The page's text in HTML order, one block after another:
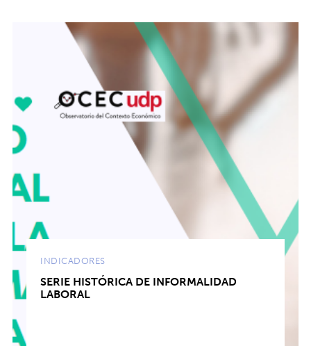
INDICADORES
SERIE HISTÓRICA DE INFORMALIDAD
LABORAL